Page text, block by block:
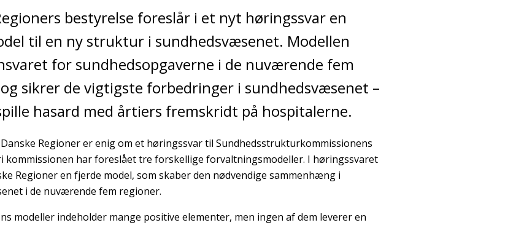
bestyrelse foreslår i et nyt høringssvar en
til en ny struktur i sundhedsvæsenet. Modellen
for sundhedsopgaverne i de nuværende fem
sikrer de vigtigste forbedringer i sundhedsvæsenet –
hasard med årtiers fremskridt på hospitalerne.
Regioner er enig om et høringssvar til Sundhedsstrukturkommissionens
kommissionen har foreslået tre forskellige forvaltningsmodeller. I høringssvaret
Regioner en fjerde model, som skaber den nødvendige sammenhæng i
i de nuværende fem regioner.
modeller indeholder mange positive elementer, men ingen af dem leverer en